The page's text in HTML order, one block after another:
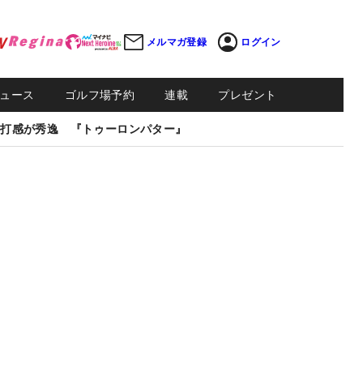
メルマガ登録 ログイン
ース ゴルフ場予約 連載 プレゼント
感が秀逸 『トゥーロンパター』